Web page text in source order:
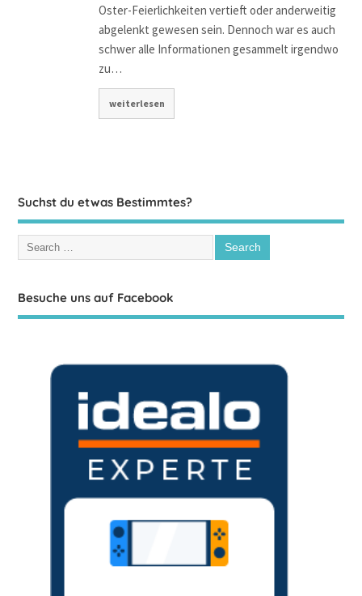
Oster-Feierlichkeiten vertieft oder anderweitig
abgelenkt gewesen sein. Dennoch war es auch
schwer alle Informationen gesammelt irgendwo
zu…
weiterlesen
Suchst du etwas Bestimmtes?
Besuche uns auf Facebook